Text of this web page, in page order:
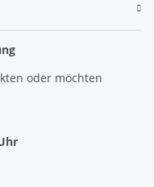
oder möchten